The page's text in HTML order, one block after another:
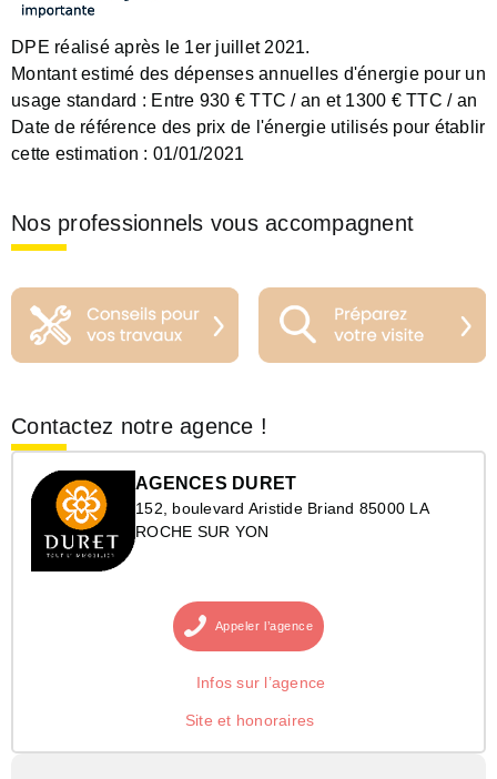
DPE réalisé après le 1er juillet 2021.
Montant estimé des dépenses annuelles d'énergie pour un
usage standard : Entre 930 € TTC / an et 1300 € TTC / an
Date de référence des prix de l'énergie utilisés pour établir
cette estimation : 01/01/2021
Nos professionnels vous accompagnent
Contactez notre agence !
AGENCES DURET
152, boulevard Aristide Briand 85000 LA
ROCHE SUR YON
Appeler l’agence
Infos sur l’agence
Site et honoraires